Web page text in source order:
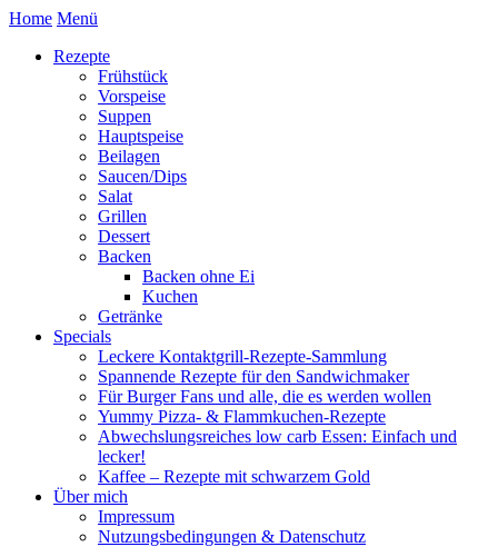
Home Menü
Rezepte
Frühstück
Vorspeise
Suppen
Hauptspeise
Beilagen
Saucen/Dips
Salat
Grillen
Dessert
Backen
Backen ohne Ei
Kuchen
Getränke
Specials
Leckere Kontaktgrill-Rezepte-Sammlung
Spannende Rezepte für den Sandwichmaker
Für Burger Fans und alle, die es werden wollen
Yummy Pizza- & Flammkuchen-Rezepte
Abwechslungsreiches low carb Essen: Einfach und
lecker!
Kaffee – Rezepte mit schwarzem Gold
Über mich
Impressum
Nutzungsbedingungen & Datenschutz